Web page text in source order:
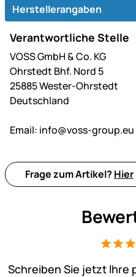
Herstellerangaben
Verantwortliche Stelle
VOSS GmbH & Co. KG
Ohrstedt Bhf. Nord 5
25885 Wester-Ohrstedt
Deutschland
Email: info@voss-group.eu
Frage zum Artikel? Hier
2
Schreiben Sie jetzt Ihre